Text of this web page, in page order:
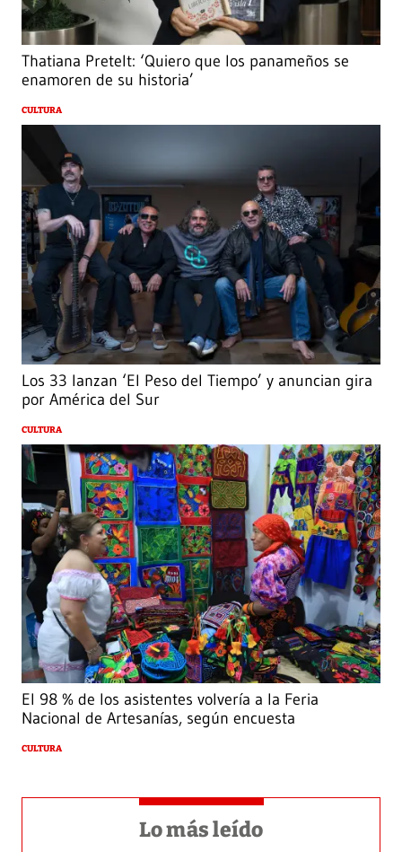
Thatiana Pretelt: ‘Quiero que los panameños se
enamoren de su historia’
CULTURA
Los 33 lanzan ‘El Peso del Tiempo’ y anuncian gira
por América del Sur
CULTURA
El 98 % de los asistentes volvería a la Feria
Nacional de Artesanías, según encuesta
CULTURA
Lo más leído